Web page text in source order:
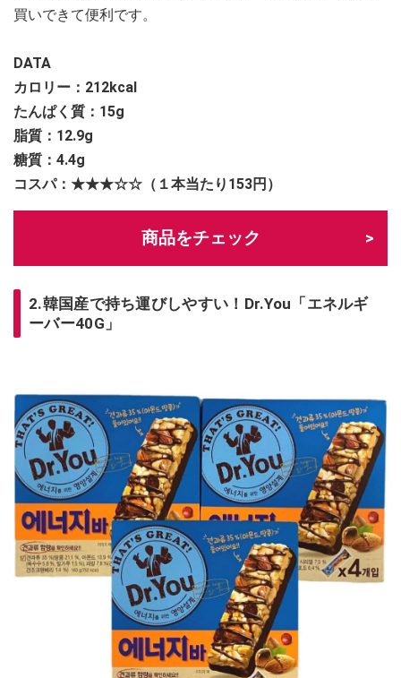
買いできて便利です。
DATA
カロリー： 212kcal
たんぱく質：15g
脂質：12.9g
糖質：4.4g
コスパ：★★★☆☆（１本当たり153円）
商品をチェック
2.韓国産で持ち運びしやすい！Dr.You「エネルギ
ーバー40G」